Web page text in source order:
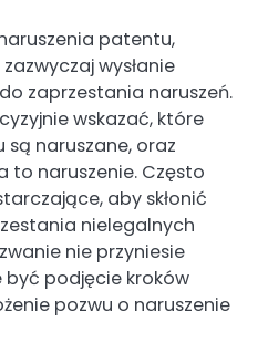
patentu,
wysłanie
zaprzestania naruszeń.
wskazać, które
naruszane, oraz
to naruszenie. Często
aby skłonić
nielegalnych
nie przyniesie
być podjęcie kroków
pozwu o naruszenie